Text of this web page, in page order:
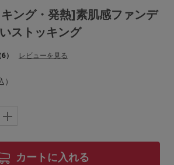
L-EFング・発熱]素肌感ファンデ
ストッキング
（6） レビューを見る
）
カートに入れる